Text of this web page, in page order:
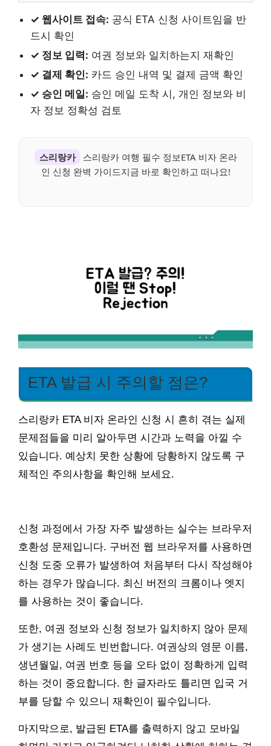
✓ 웹사이트 접속: 공식 ETA 신청 사이트임을 반
드시 확인
✓ 정보 입력: 여권 정보와 일치하는지 재확인
✓ 결제 확인: 카드 승인 내역 및 결제 금액 확인
✓ 승인 메일: 승인 메일 도착 시, 개인 정보와 비
자 정보 정확성 검토
스리랑카
스리랑카 여행 필수 정보ETA 비자 온라
인 신청 완벽 가이드지금 바로 확인하고 떠나요!
ETA 발급 시 주의할 점은?
스리랑카 ETA 비자 온라인 신청 시 흔히 겪는 실제
문제점들을 미리 알아두면 시간과 노력을 아낄 수
있습니다. 예상치 못한 상황에 당황하지 않도록 구
체적인 주의사항을 확인해 보세요.
신청 과정에서 가장 자주 발생하는 실수는 브라우저
호환성 문제입니다. 구버전 웹 브라우저를 사용하면
신청 도중 오류가 발생하여 처음부터 다시 작성해야
하는 경우가 많습니다. 최신 버전의 크롬이나 엣지
를 사용하는 것이 좋습니다.
또한, 여권 정보와 신청 정보가 일치하지 않아 문제
가 생기는 사례도 빈번합니다. 여권상의 영문 이름,
생년월일, 여권 번호 등을 오타 없이 정확하게 입력
하는 것이 중요합니다. 한 글자라도 틀리면 입국 거
부를 당할 수 있으니 재확인이 필수입니다.
마지막으로, 발급된 ETA를 출력하지 않고 모바일